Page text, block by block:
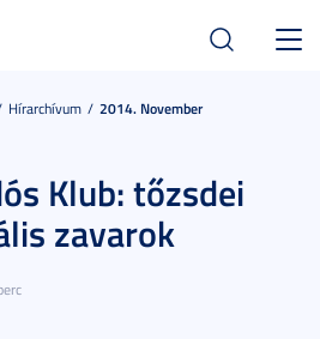
Hírarchívum 2014. November
Klub: tőzsdei
zavarok